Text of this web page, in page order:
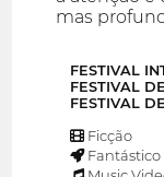
mas
FESTIVAL
FESTIVAL
FESTIVAL
Ficção
Fantástico